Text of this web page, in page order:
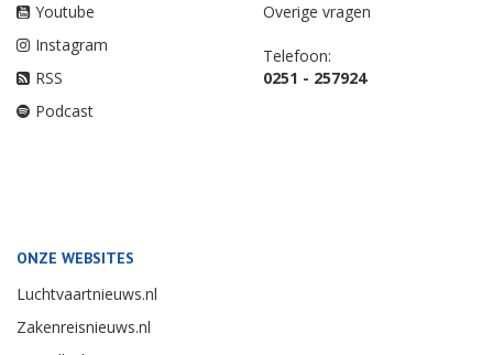
Youtube
Instagram
RSS
Podcast
Overige vragen
Telefoon:
0251 - 257924
ONZE WEBSITES
Luchtvaartnieuws.nl
Zakenreisnieuws.nl